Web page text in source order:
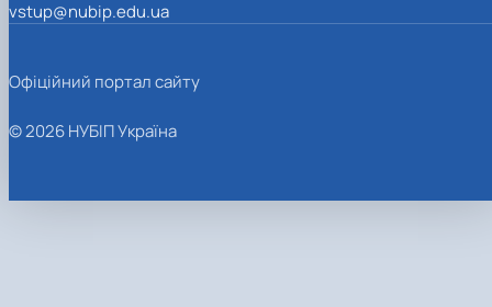
vstup@nubip.edu.ua
Офіційний портал сайту
© 2026 НУБІП Україна